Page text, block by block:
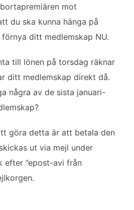
mot
du ska kunna hänga på
ditt medlemskap NU.
till lönen på torsdag räknar
ditt medlemskap direkt då.
några av de sista januari-
göra detta är att betala den
ut via mejl under
efter ”epost-avi från